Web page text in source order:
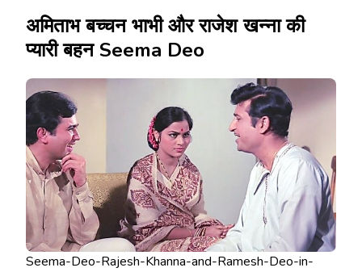
अमिताभ बच्चन भाभी और राजेश खन्ना की
प्यारी बहन Seema Deo
Seema-Deo-Rajesh-Khanna-and-Ramesh-Deo-in-